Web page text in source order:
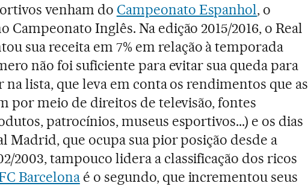
venham do Campeonato Espanhol, o
Campeonato Inglês. Na edição 2015/2016, o Real
sua receita em 7% em relação à temporada
não foi suficiente para evitar sua queda para
na lista, que leva em conta os rendimentos que as
por meio de direitos de televisão, fontes
patrocínios, museus esportivos...) e os dias
Madrid, que ocupa sua pior posição desde a
2003, tampouco lidera a classificação dos ricos
Barcelonaé o segundo, que incrementou seus